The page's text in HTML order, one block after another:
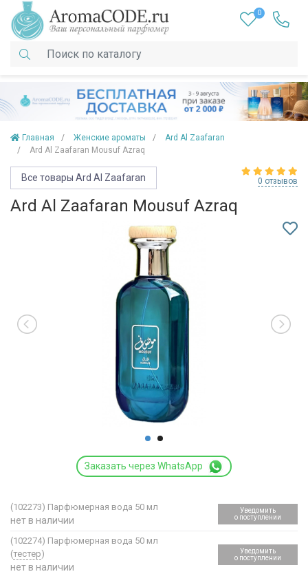
0
Главная Женские ароматы
Ard Al Zaafaran
Ard Al Zaafaran Mousuf Azraq
Все товары Ard Al Zaafaran 0 отзывов
Ard Al Zaafaran Mousuf Azraq
Заказать через WhatsApp
(102273) Парфюмерная вода 50 мл
нет в наличии
Уведомить
о поступлении
(102274) Парфюмерная вода 50 мл
(тестер)
нет в наличии
Уведомить
о поступлении